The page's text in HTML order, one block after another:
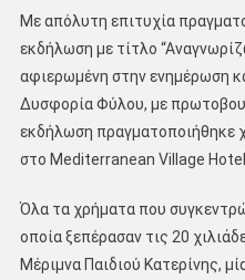
Με απόλυτη επιτυχία
εκδήλωση με τίτλο
αφιερωμένη στην ενημέρωση
Δυσφορία Φύλου, με
εκδήλωση πραγματοποιήθηκε
στο Mediterranean Village Hotel
Όλα τα χρήματα που
οποία ξεπέρασαν τις 20
Μέριμνα Παιδιού Κατερίνης,